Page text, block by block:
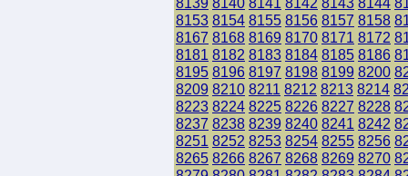
8153 8154 8155 8156 8157 8158
8167 8168 8169 8170 8171 8172
8181 8182 8183 8184 8185 8186
8195 8196 8197 8198 8199 8200
8209 8210 8211 8212 8213 8214
8223 8224 8225 8226 8227 8228
8237 8238 8239 8240 8241 8242
8251 8252 8253 8254 8255 8256
8265 8266 8267 8268 8269 8270